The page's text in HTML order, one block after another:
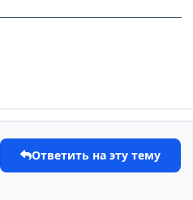
Ответить на эту тему